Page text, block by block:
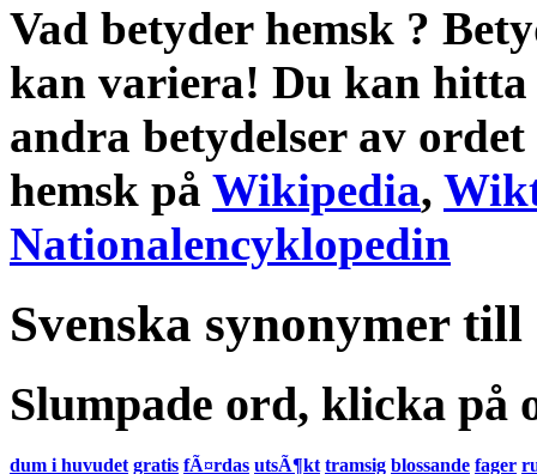
Vad betyder hemsk ?
kan variera! Du kan
andra betydelserav ordet
hemsk på Wikipedia,
Nationalencyklopedin
Svenska synonymer
Slumpade ord, klicka på
dum i huvudet gratis fÃ¤rdas utsÃ¶kt tramsig blossande fager